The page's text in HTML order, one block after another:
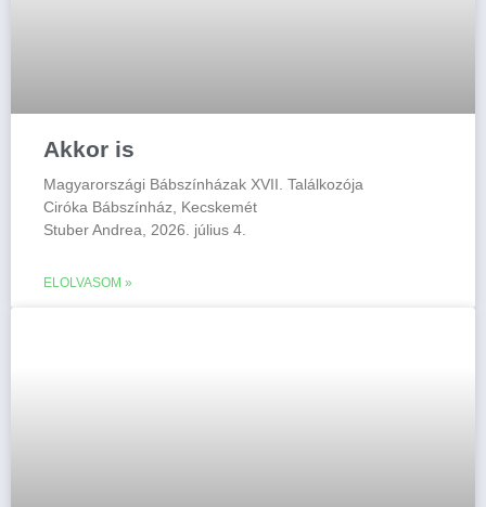
Akkor is
Magyarországi Bábszínházak XVII. Találkozója
Ciróka Bábszínház, Kecskemét
Stuber Andrea, 2026. július 4.
ELOLVASOM »